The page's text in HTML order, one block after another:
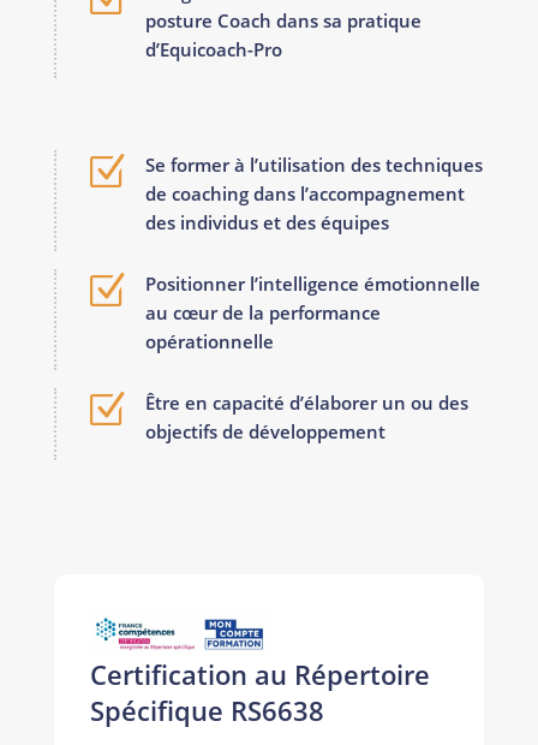
posture Coach dans sa pratique
d’Equicoach-Pro
Z
Se former à l’utilisation des techniques
de coaching dans l’accompagnement
des individus et des équipes
Z
Positionner l’intelligence émotionnelle
au cœur de la performance
opérationnelle
Z
Être en capacité d’élaborer un ou des
objectifs de développement
Certification au Répertoire
Spécifique RS6638